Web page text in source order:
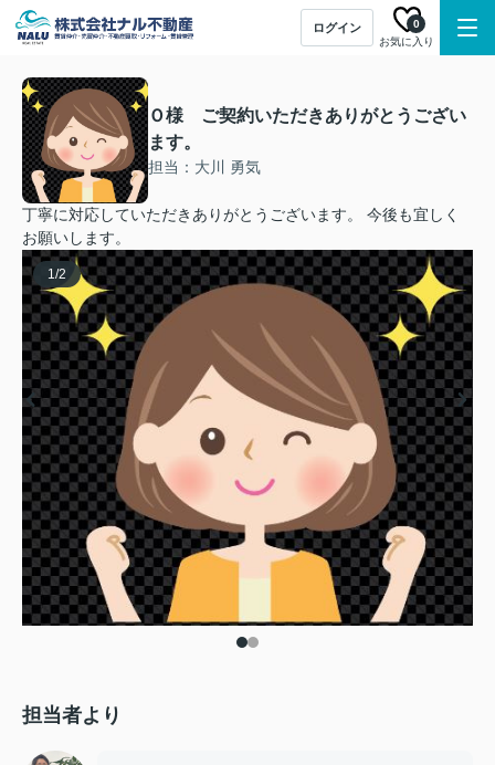
ログイン
お気に入り
0
Ｏ様 ご契約いただきありがとうござい
ます。
担当：大川 勇気
丁寧に対応していただきありがとうございます。 今後も宜しく
お願いします。
1/2
担当者より